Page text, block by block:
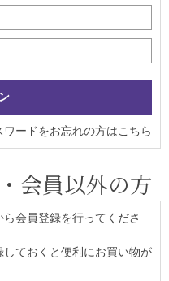
ワードをお忘れの方はこちら
会員以外の方
会員登録を行ってくださ
しておくと便利にお買い物が